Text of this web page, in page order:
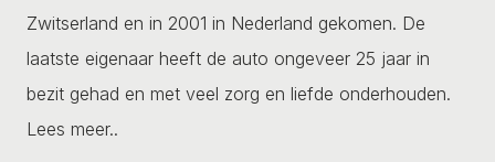
Zwitserland en in 2001 in Nederland gekomen. De
laatste eigenaar heeft de auto ongeveer 25 jaar in
bezit gehad en met veel zorg en liefde onderhouden.
Lees meer..